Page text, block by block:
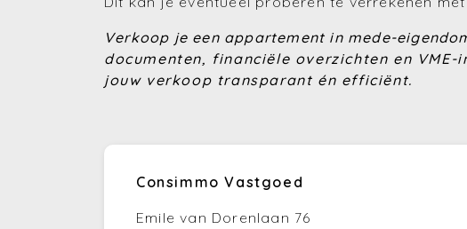
Verkoop je een appartement in mede-
documenten, financiële overzichten en
jouw verkoop transparant én efficiënt.
Consimmo Vastgoed
Emile van Dorenlaan 76